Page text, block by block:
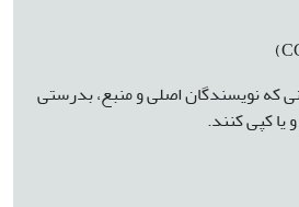
که نویسندگان اصلی و منبع، بدرستی
یا کپی کنند.